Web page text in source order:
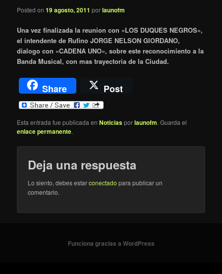
Posted on19 agosto, 2011 porlaunofm
Una vez finalizada la reunion con «LOS DUQUES NEGROS»,
el intendente de Rufino JORGE NELSON GIORDANO,
dialogo con «CADENA UNO», sobre este reconocimiento a la
Banda Musical, con mas trayectoria de la Ciudad.
Share Post
Esta entrada fue publicada enNoticiasporlaunofm. Guarda el
enlace permanente.
Deja una respuesta
Lo siento, debes estarconectado para publicar un
comentario.
Funciona gracias a WordPress